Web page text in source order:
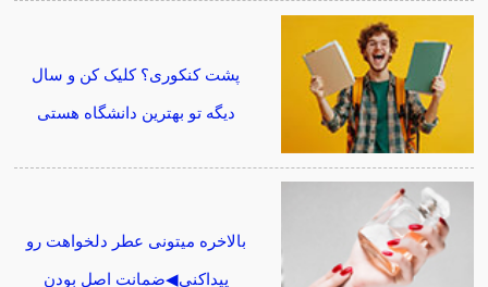
پشت کنکوری؟ کلیک کن و سال
دیگه تو بهترین دانشگاه هستی
بالاخره میتونی عطر دلخواهت رو
پیداکنی◀ضمانت اصل بودن